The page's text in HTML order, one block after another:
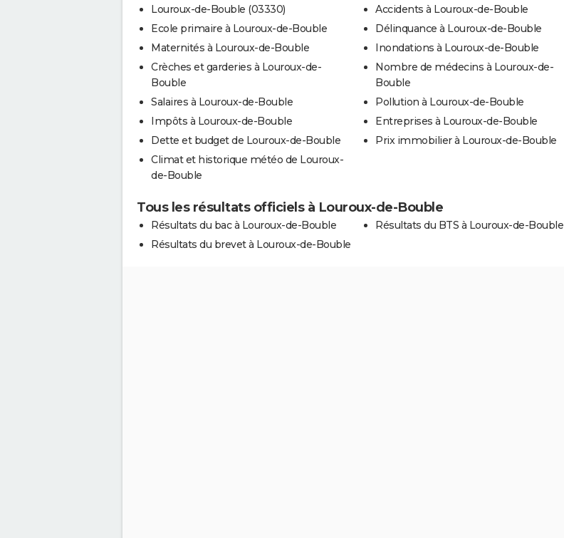
Louroux-de-Bouble (03330)
Ecole primaire à Louroux-de-Bouble
Maternités à Louroux-de-Bouble
Crèches et garderies à Louroux-de-
Bouble
Salaires à Louroux-de-Bouble
Impôts à Louroux-de-Bouble
Dette et budget de Louroux-de-Bouble
Climat et historique météo de Louroux-
de-Bouble
Accidents à Louroux-de-Bouble
Délinquance à Louroux-de-Bouble
Inondations à Louroux-de-Bouble
Nombre de médecins à Louroux-de-
Bouble
Pollution à Louroux-de-Bouble
Entreprises à Louroux-de-Bouble
Prix immobilier à Louroux-de-Bouble
Tous les résultats officiels à Louroux-de-Bouble
Résultats du bac à Louroux-de-Bouble
Résultats du brevet à Louroux-de-Bouble
Résultats du BTS à Louroux-de-Bouble